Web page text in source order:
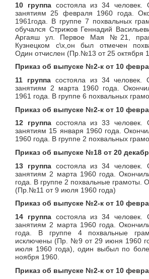
10 группа состояла из 34 человек.
занятиям 25 февраля 1960 года.
1961года. В группе 7 похвальных
обучался Стрижов Геннадий
Аргаяш ул. Первое Мая №21,
Кузнецком с\х,он был отмечен
Один отчислен (Пр.№13 от 25 октября
Приказ об выпуске №2-к от 10
11 группа состояла из 34 человек.
занятиям 2 марта 1960 года.
1961 года. В группе 6 похвальных
Приказ об выпуске №2-к от 10
12 группа состояла из 33 человек.
занятиям 15 января 1960 года.
1960 года. В группе 2 похвальных
Приказ об выпуске №18 от 20
13 группа состояла из 34 человек.
занятиям 2 марта 1960 года.
года. В группе 2 похвальные грамоты.
(Пр.№11 от 9 июля 1960 года)
Приказ об выпуске №2-к от 10
14 группа состояла из 34 человек.
занятиям 2 марта 1960 года.
года. В группе 4 похвальные
исключены (Пр. №9 от 29 июня 1960
июля 1960 года), один выбыл по
ноября 1960.
Приказ об выпуске №2-к от 10